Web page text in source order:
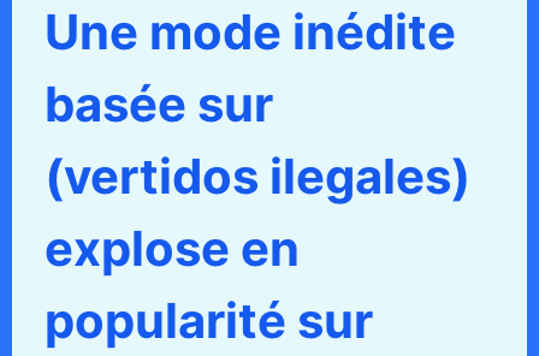
Une mode inédite
basée sur
(vertidos ilegales)
explose en
popularité sur